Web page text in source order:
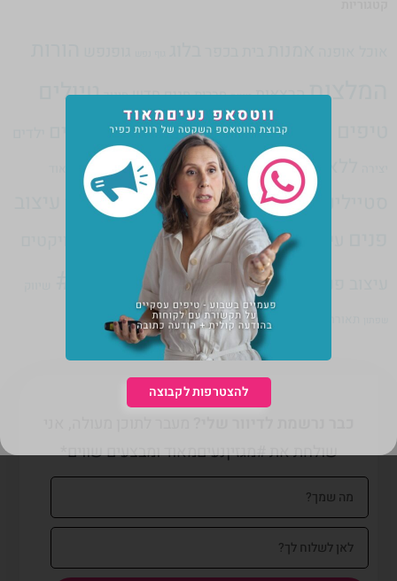
המלצותהרצאות זוגיות חברותחגיםחדש חינוך טיולים
טיפים לעיצובטיפים לעסק עצמאי
ללא קטגוריה מדיה חברתית מוסיקה משא ומתן נעים מאוד
ספרות ספרים עיצוב עיצוב גרפי עיצוב ישראלי
עיצוב תעשייתיפיצוחי חיים
פריטי עיצוב לבית צילוםרוניטיפ#
תקשורת עם לקוחות
שולחת את #מגזיןנעיםמאוד ומבצעים שווים*
להצטרפות לקבוצה